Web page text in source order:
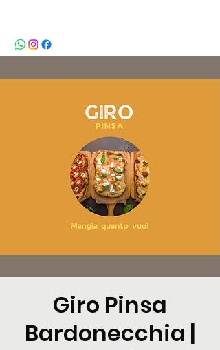
Giro Pinsa
Bardonecchia |